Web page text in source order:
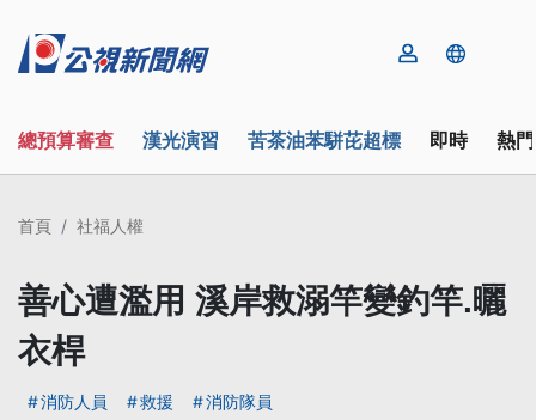
總預算審查 漢光演習 苦茶油苯駢芘超標 即時 熱
首頁 社福人權
善心遭濫用 溪岸救溺竿變釣竿.曬
衣桿
消防人員 救援 消防隊員